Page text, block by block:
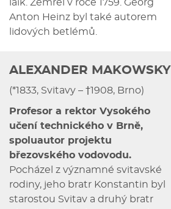
laik. Zemřel v roce 1759. Georg
Anton Heinz byl také autorem
lidových betlémů.
ALEXANDER MAKOWSKY
(*1833, Svitavy – †1908, Brno)
Profesor a rektor Vysokého
učení technického v Brně,
spoluautor projektu
březovského vodovodu.
Pocházel z významné svitavské
rodiny, jeho bratr Konstantin byl
starostou Svitav a druhý bratr